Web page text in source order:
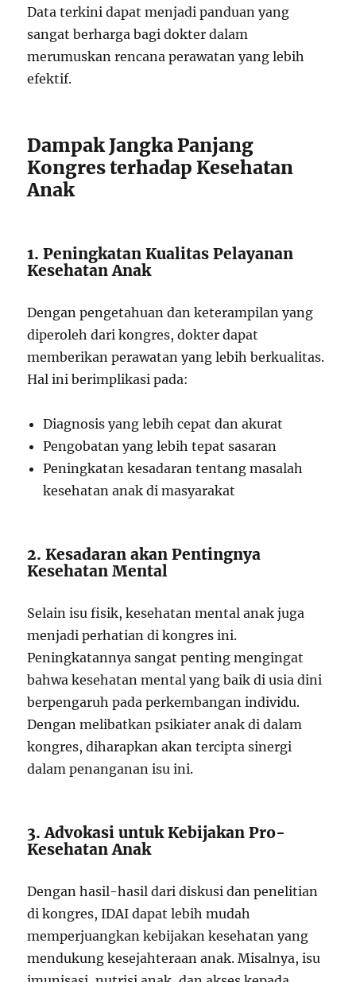
Data terkini dapat menjadi panduan yang
sangat berharga bagi dokter dalam
merumuskan rencana perawatan yang lebih
efektif.
Dampak Jangka Panjang
Kongres terhadap Kesehatan
Anak
1. Peningkatan Kualitas Pelayanan
Kesehatan Anak
Dengan pengetahuan dan keterampilan yang
diperoleh dari kongres, dokter dapat
memberikan perawatan yang lebih berkualitas.
Hal ini berimplikasi pada:
Diagnosis yang lebih cepat dan akurat
Pengobatan yang lebih tepat sasaran
Peningkatan kesadaran tentang masalah
kesehatan anak di masyarakat
2. Kesadaran akan Pentingnya
Kesehatan Mental
Selain isu fisik, kesehatan mental anak juga
menjadi perhatian di kongres ini.
Peningkatannya sangat penting mengingat
bahwa kesehatan mental yang baik di usia dini
berpengaruh pada perkembangan individu.
Dengan melibatkan psikiater anak di dalam
kongres, diharapkan akan tercipta sinergi
dalam penanganan isu ini.
3. Advokasi untuk Kebijakan Pro-
Kesehatan Anak
Dengan hasil-hasil dari diskusi dan penelitian
di kongres, IDAI dapat lebih mudah
memperjuangkan kebijakan kesehatan yang
mendukung kesejahteraan anak. Misalnya, isu